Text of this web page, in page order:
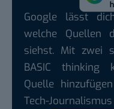
Google lässt
welche Quellen
siehst. Mit zwei
BASIC thinking
Quelle
Tech-